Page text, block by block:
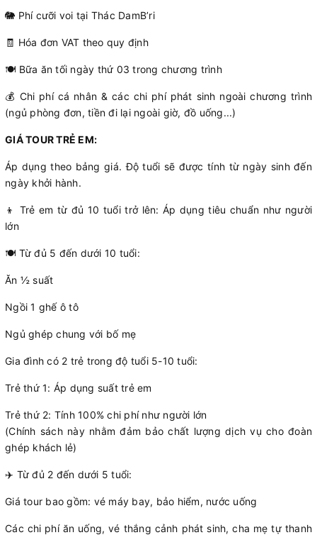
🐘 Phí cưỡi voi tại Thác DamB’ri
🧾 Hóa đơn VAT theo quy định
🍽️ Bữa ăn tối ngày thứ 03 trong chương trình
💰 Chi phí cá nhân & các chi phí phát sinh ngoài chương trình
(ngủ phòng đơn, tiền đi lại ngoài giờ, đồ uống...)
GIÁ TOUR TRẺ EM:
Áp dụng theo bảng giá. Độ tuổi sẽ được tính từ ngày sinh đến
ngày khởi hành.
👦 Trẻ em từ đủ 10 tuổi trở lên: Áp dụng tiêu chuẩn như người
lớn
🍽️ Từ đủ 5 đến dưới 10 tuổi:
Ăn ½ suất
Ngồi 1 ghế ô tô
Ngủ ghép chung với bố mẹ
Gia đình có 2 trẻ trong độ tuổi 5-10 tuổi:
Trẻ thứ 1: Áp dụng suất trẻ em
Trẻ thứ 2: Tính 100% chi phí như người lớn
(Chính sách này nhằm đảm bảo chất lượng dịch vụ cho đoàn
ghép khách lẻ)
✈️ Từ đủ 2 đến dưới 5 tuổi:
Giá tour bao gồm: vé máy bay, bảo hiểm, nước uống
Các chi phí ăn uống, vé thắng cảnh phát sinh, cha mẹ tự thanh